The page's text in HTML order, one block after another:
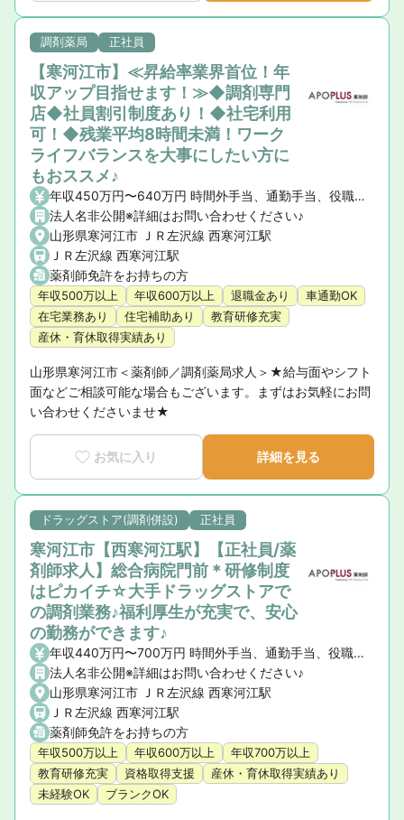
調剤薬局 正社員
【寒河江市】≪昇給率業界首位！年
収アップ目指せます！≫◆調剤専門
店◆社員割引制度あり！◆社宅利用
可！◆残業平均8時間未満！ワーク
ライフバランスを大事にしたい方に
もおススメ♪
年収450万円〜640万円 時間外手当、通勤手当、役職手当
法人名非公開※詳細はお問い合わせください♪
山形県寒河江市 ＪＲ左沢線 西寒河江駅
ＪＲ左沢線 西寒河江駅
薬剤師免許をお持ちの方
年収500万以上 年収600万以上 退職金あり
車通勤OK
在宅業務あり
住宅補助あり
教育研修充実
産休・育休取得実績あり
山形県寒河江市＜薬剤師／調剤薬局求人＞★給与面やシフト
面などご相談可能な場合もございます。まずはお気軽にお問
い合わせくださいませ★
お気に入り 詳細を見る
ドラッグストア(調剤併設) 正社員
寒河江市【西寒河江駅】【正社員/薬
剤師求人】総合病院門前＊研修制度
はピカイチ☆大手ドラッグストアで
の調剤業務♪福利厚生が充実で、安心
の勤務ができます♪
年収440万円〜700万円 時間外手当、通勤手当、役職手当、家族手当
法人名非公開※詳細はお問い合わせください♪
山形県寒河江市 ＪＲ左沢線 西寒河江駅
ＪＲ左沢線 西寒河江駅
薬剤師免許をお持ちの方
年収500万以上 年収600万以上
年収700万以上
教育研修充実
資格取得支援
産休・育休取得実績あり
未経験OK
ブランクOK